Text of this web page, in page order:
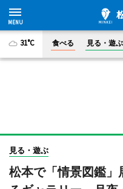
31°C 食べる 見る・遊ぶ
見る・遊ぶ
松本で「情景図鑑